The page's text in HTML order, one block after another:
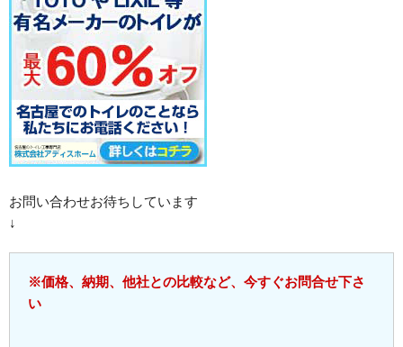
お問い合わせお待ちしています
↓
※価格、納期、他社との比較など、今すぐお問合せ下さ
い